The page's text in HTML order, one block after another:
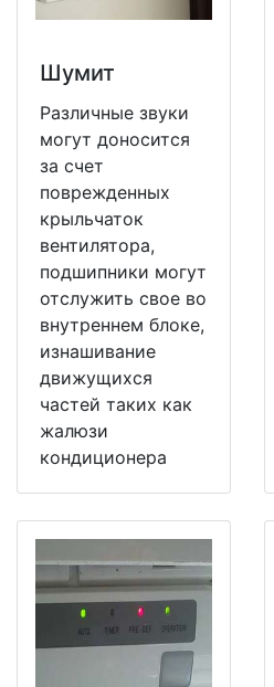
Шумит
Различные звуки
могут доносится
за счет
поврежденных
крыльчаток
вентилятора,
подшипники могут
отслужить свое во
внутреннем блоке,
изнашивание
движущихся
частей таких как
жалюзи
кондиционера